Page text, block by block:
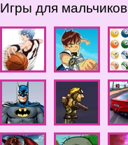
Игры для мальчиков